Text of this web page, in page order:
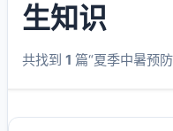
生知识
共找到 1 篇“夏季中暑预